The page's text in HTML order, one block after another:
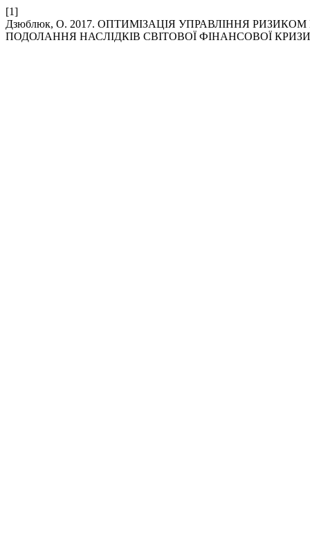
[1]
Дзюблюк, О. 2017. ОПТИМІЗАЦІЯ УПРАВЛІННЯ
ПОДОЛАННЯ НАСЛІДКІВ СВІТОВОЇ ФІНАНСОВОЇ